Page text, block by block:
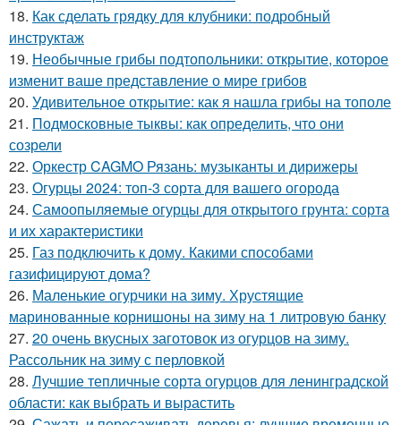
18. Как сделать грядку для клубники: подробный
инструктаж
19. Необычные грибы подтопольники: открытие, которое
изменит ваше представление о мире грибов
20. Удивительное открытие: как я нашла грибы на тополе
21. Подмосковные тыквы: как определить, что они
созрели
22. Оркестр CAGMO Рязань: музыканты и дирижеры
23. Огурцы 2024: топ-3 сорта для вашего огорода
24. Самоопыляемые огурцы для открытого грунта: сорта
и их характеристики
25. Газ подключить к дому. Какими способами
газифицируют дома?
26. Маленькие огурчики на зиму. Хрустящие
маринованные корнишоны на зиму на 1 литровую банку
27. 20 очень вкусных заготовок из огурцов на зиму.
Рассольник на зиму с перловкой
28. Лучшие тепличные сорта огурцов для ленинградской
области: как выбрать и вырастить